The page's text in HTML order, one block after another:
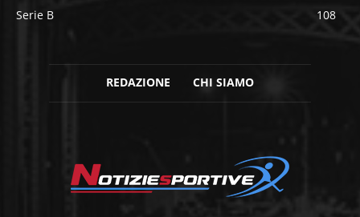
Serie B
108
REDAZIONE CHI SIAMO